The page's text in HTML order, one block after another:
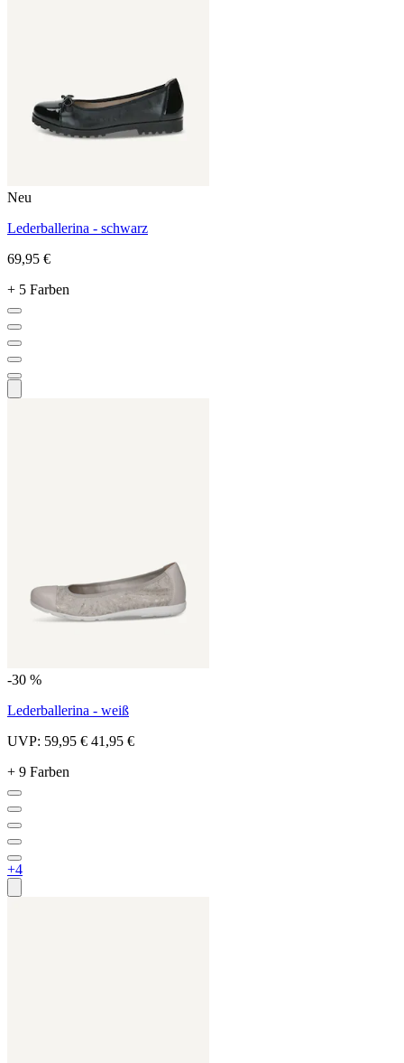
Neu
Lederballerina - schwarz
69,95 €
+ 5 Farben
-30 %
Lederballerina - weiß
UVP: 59,95 € 41,95 €
+ 9 Farben
+4